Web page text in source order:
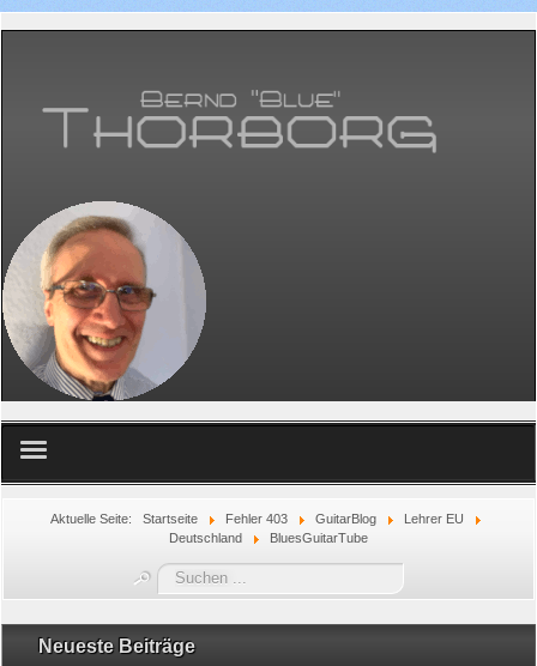
Equipment
Aktuelle Seite: Startseite Fehler 403 GuitarBlog
Lehrer EU
Deutschland
BluesGuitarTube
Suchen
...
Neueste Beiträge